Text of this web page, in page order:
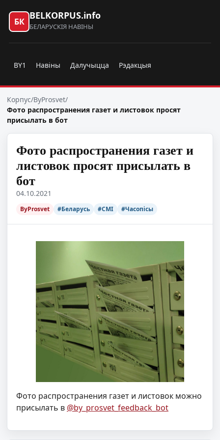
БК
BELKORPUS.info
БЕЛАРУСКІЯ НАВІНЫ
BY1 Навіны Далучыцца Рэдакцыя
Корпус/ByProsvet/
Фото распространения газет и листовок просят
присылать в бот
Фото распространения газет и
листовок просят присылать в
бот
04.10.2021
ByProsvet #Беларусь #СМІ #Часопісы
Фото распространения газет и листовок можно
присылать в @by_prosvet_feedback_bot